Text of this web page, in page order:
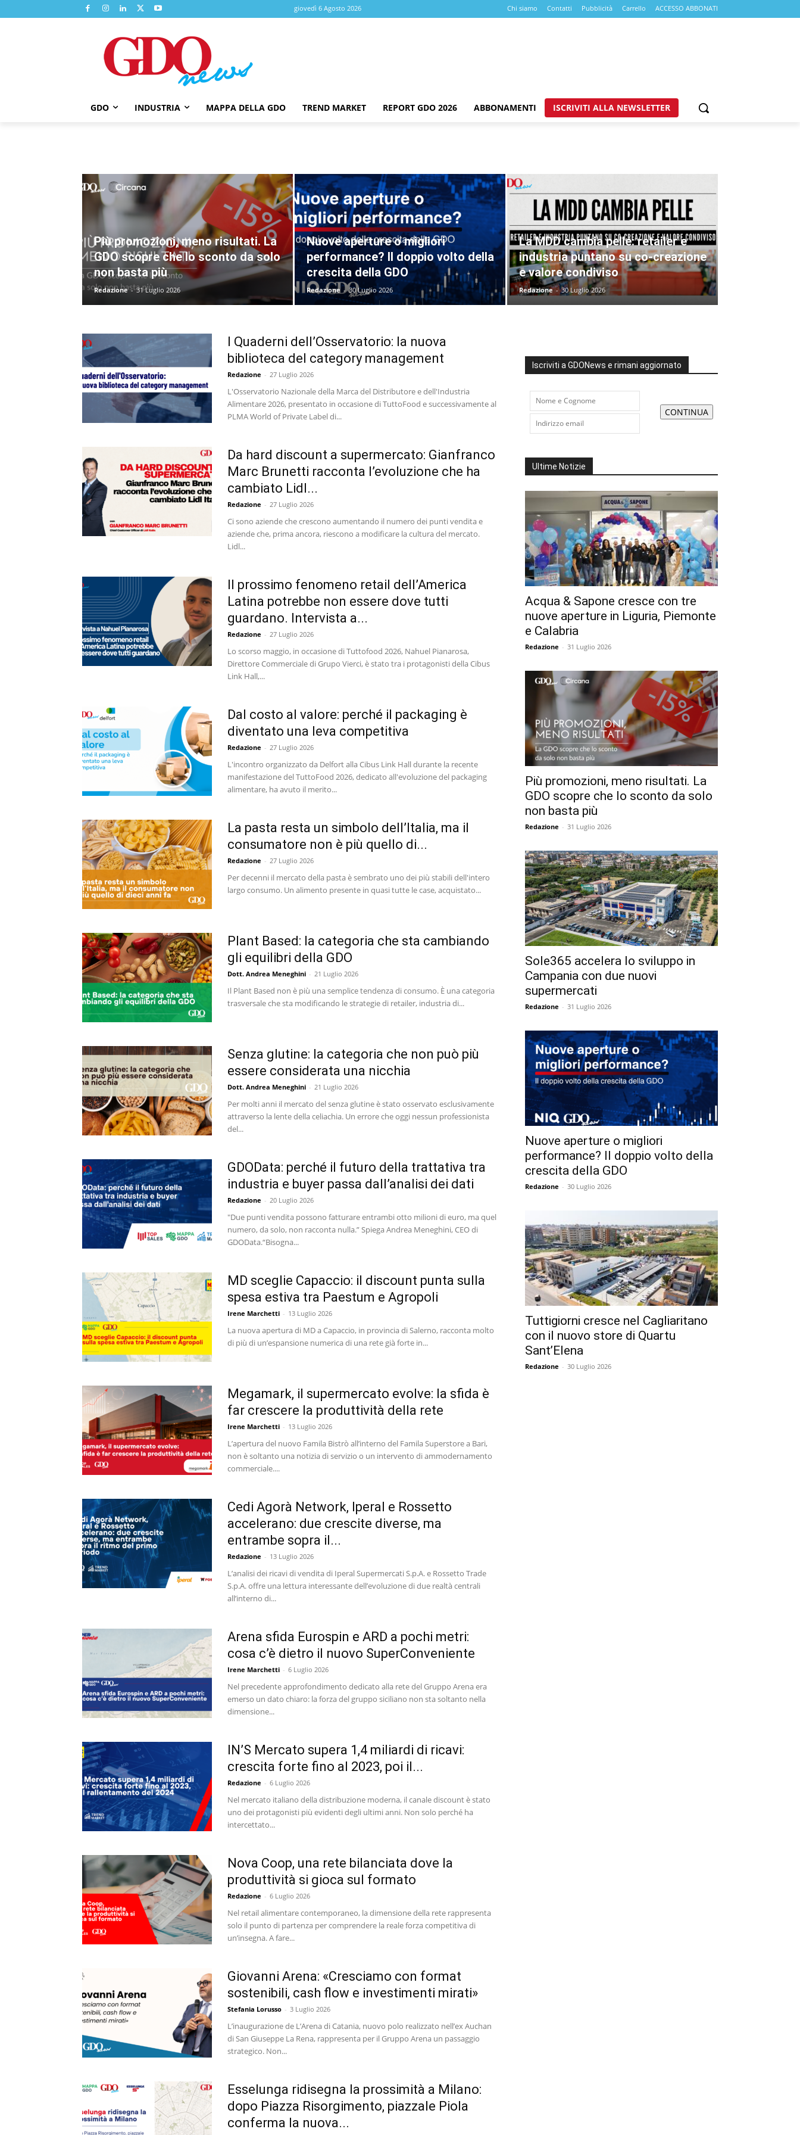
giovedì 6 Agosto 2026 Chi siamo Contatti Pubblicità Carrello ACCESSO ABBONATI
GDO INDUSTRIA MAPPA DELLA GDO TREND MARKET REPORT GDO 2026 ABBONAMENTI ISCRIVITI ALLA NEWSLETTER
Più promozioni, meno risultati. La
GDO scopre che lo sconto da solo
non basta più
Redazione - 31 Luglio 2026
Nuove aperture o migliori
performance? Il doppio volto della
crescita della GDO
Redazione - 30 Luglio 2026
La MDD cambia pelle: retailer e
industria puntano su co-creazione
e valore condiviso
Redazione - 30 Luglio 2026
I Quaderni dell’Osservatorio: la nuova
biblioteca del category management
Redazione - 27 Luglio 2026
L'Osservatorio Nazionale della Marca del Distributore e dell'Industria
Alimentare 2026, presentato in occasione di TuttoFood e successivamente al
PLMA World of Private Label di...
Da hard discount a supermercato: Gianfranco
Marc Brunetti racconta l’evoluzione che ha
cambiato Lidl...
Redazione - 27 Luglio 2026
Ci sono aziende che crescono aumentando il numero dei punti vendita e
aziende che, prima ancora, riescono a modificare la cultura del mercato.
Lidl...
Il prossimo fenomeno retail dell’America
Latina potrebbe non essere dove tutti
guardano. Intervista a...
Redazione - 27 Luglio 2026
Lo scorso maggio, in occasione di Tuttofood 2026, Nahuel Pianarosa,
Direttore Commerciale di Grupo Vierci, è stato tra i protagonisti della Cibus
Link Hall,...
Dal costo al valore: perché il packaging è
diventato una leva competitiva
Redazione - 27 Luglio 2026
L'incontro organizzato da Delfort alla Cibus Link Hall durante la recente
manifestazione del TuttoFood 2026, dedicato all'evoluzione del packaging
alimentare, ha avuto il merito...
La pasta resta un simbolo dell’Italia, ma il
consumatore non è più quello di...
Redazione - 27 Luglio 2026
Per decenni il mercato della pasta è sembrato uno dei più stabili dell'intero
largo consumo. Un alimento presente in quasi tutte le case, acquistato...
Plant Based: la categoria che sta cambiando
gli equilibri della GDO
Dott. Andrea Meneghini - 21 Luglio 2026
Il Plant Based non è più una semplice tendenza di consumo. È una categoria
trasversale che sta modificando le strategie di retailer, industria di...
Senza glutine: la categoria che non può più
essere considerata una nicchia
Dott. Andrea Meneghini - 21 Luglio 2026
Per molti anni il mercato del senza glutine è stato osservato esclusivamente
attraverso la lente della celiachia. Un errore che oggi nessun professionista
del...
GDOData: perché il futuro della trattativa tra
industria e buyer passa dall’analisi dei dati
Redazione - 20 Luglio 2026
"Due punti vendita possono fatturare entrambi otto milioni di euro, ma quel
numero, da solo, non racconta nulla.” Spiega Andrea Meneghini, CEO di
GDOData.“Bisogna...
MD sceglie Capaccio: il discount punta sulla
spesa estiva tra Paestum e Agropoli
Irene Marchetti - 13 Luglio 2026
La nuova apertura di MD a Capaccio, in provincia di Salerno, racconta molto
di più di un’espansione numerica di una rete già forte in...
Megamark, il supermercato evolve: la sfida è
far crescere la produttività della rete
Irene Marchetti - 13 Luglio 2026
L’apertura del nuovo Famila Bistrò all’interno del Famila Superstore a Bari,
non è soltanto una notizia di servizio o un intervento di ammodernamento
commerciale....
Cedi Agorà Network, Iperal e Rossetto
accelerano: due crescite diverse, ma
entrambe sopra il...
Redazione - 13 Luglio 2026
L’analisi dei ricavi di vendita di Iperal Supermercati S.p.A. e Rossetto Trade
S.p.A. offre una lettura interessante dell’evoluzione di due realtà centrali
all’interno di...
Arena sfida Eurospin e ARD a pochi metri:
cosa c’è dietro il nuovo SuperConveniente
Irene Marchetti - 6 Luglio 2026
Nel precedente approfondimento dedicato alla rete del Gruppo Arena era
emerso un dato chiaro: la forza del gruppo siciliano non sta soltanto nella
dimensione...
IN’S Mercato supera 1,4 miliardi di ricavi:
crescita forte fino al 2023, poi il...
Redazione - 6 Luglio 2026
Nel mercato italiano della distribuzione moderna, il canale discount è stato
uno dei protagonisti più evidenti degli ultimi anni. Non solo perché ha
intercettato...
Nova Coop, una rete bilanciata dove la
produttività si gioca sul formato
Redazione - 6 Luglio 2026
Nel retail alimentare contemporaneo, la dimensione della rete rappresenta
solo il punto di partenza per comprendere la reale forza competitiva di
un’insegna. A fare...
Giovanni Arena: «Cresciamo con format
sostenibili, cash flow e investimenti mirati»
Stefania Lorusso - 3 Luglio 2026
L’inaugurazione de L’Arena di Catania, nuovo polo realizzato nell’ex Auchan
di San Giuseppe La Rena, rappresenta per il Gruppo Arena un passaggio
strategico. Non...
Esselunga ridisegna la prossimità a Milano:
dopo Piazza Risorgimento, piazzale Piola
conferma la nuova...
Iscriviti a GDONews e rimani aggiornato
Ultime Notizie
Acqua & Sapone cresce con tre
nuove aperture in Liguria, Piemonte
e Calabria
Redazione - 31 Luglio 2026
Più promozioni, meno risultati. La
GDO scopre che lo sconto da solo
non basta più
Redazione - 31 Luglio 2026
Sole365 accelera lo sviluppo in
Campania con due nuovi
supermercati
Redazione - 31 Luglio 2026
Nuove aperture o migliori
performance? Il doppio volto della
crescita della GDO
Redazione - 30 Luglio 2026
Tuttigiorni cresce nel Cagliaritano
con il nuovo store di Quartu
Sant’Elena
Redazione - 30 Luglio 2026